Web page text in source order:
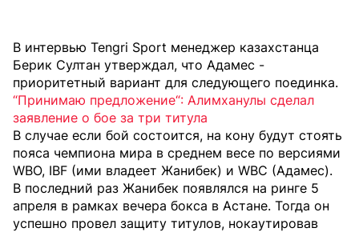
В интервью Tengri Sport менеджер казахстанца
Берик Султан утверждал, что Адамес -
приоритетный вариант для следующего поединка.
“Принимаю предложение“: Алимханулы сделал
заявление о бое за три титула
В случае если бой состоится, на кону будут стоять
пояса чемпиона мира в среднем весе по версиями
WBO, IBF (ими владеет Жанибек) и WBC (Адамес).
В последний раз Жанибек появлялся на ринге 5
апреля в рамках вечера бокса в Астане. Тогда он
успешно провел защиту титулов, нокаутировав